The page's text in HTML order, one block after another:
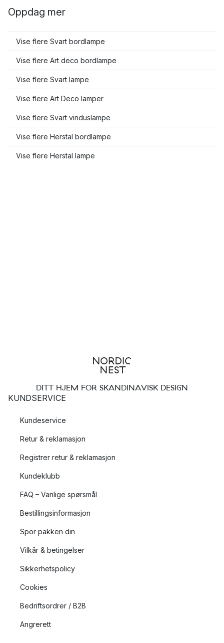
Oppdag mer
Vise flere Svart bordlampe
Vise flere Art deco bordlampe
Vise flere Svart lampe
Vise flere Art Deco lamper
Vise flere Svart vinduslampe
Vise flere Herstal bordlampe
Vise flere Herstal lampe
DITT HJEM FOR SKANDINAVISK DESIGN
KUNDSERVICE
Kundeservice
Retur & reklamasjon
Registrer retur & reklamasjon
Kundeklubb
FAQ – Vanlige spørsmål
Bestillingsinformasjon
Spor pakken din
Vilkår & betingelser
Sikkerhetspolicy
Cookies
Bedriftsordrer / B2B
Angrerett